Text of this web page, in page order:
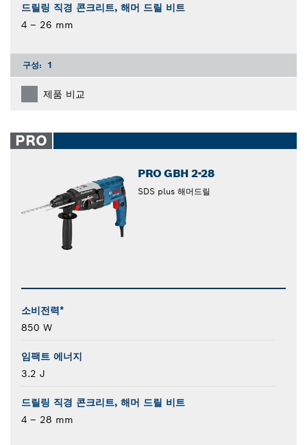
드릴링 직경 콘크리트, 해머 드릴 비트
4 – 26 mm
구성: 1
제품 비교
PRO
PRO GBH 2-28
SDS plus 해머드릴
소비전력*
850 W
임팩트 에너지
3.2 J
드릴링 직경 콘크리트, 해머 드릴 비트
4 – 28 mm